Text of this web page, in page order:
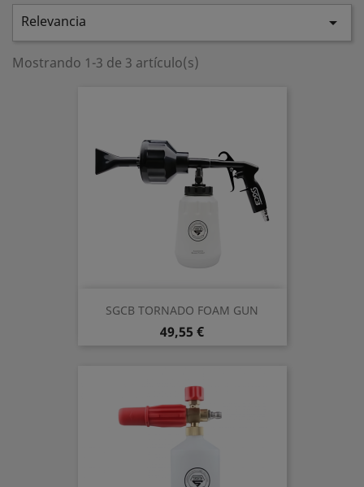
Relevancia 
Mostrando 1-3 de 3 artículo(s)
SGCB TORNADO FOAM GUN
Precio
49,55 €